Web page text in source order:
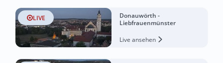
LIVE
Donauwörth -
Liebfrauenmünster
Live ansehen